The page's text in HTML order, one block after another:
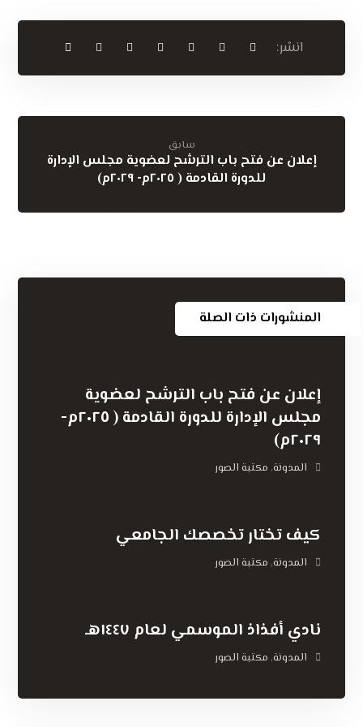
سابق
إعلان عن فتح باب الترشح لعضوية مجلس الإدارة
للدورة القادمة ( ٢٠٢٥م- ٢٠٢٩م)
المنشورات ذات الصلة
إعلان عن فتح باب الترشح لعضوية
مجلس الإدارة للدورة القادمة ( ٢٠٢٥م-
٢٠٢٩م)
المدونة, مكتبة الصور
كيف تختار تخصصك الجامعي
المدونة, مكتبة الصور
نادي أفذاذ الموسمي لعام ١٤٤٧هـ
المدونة, مكتبة الصور